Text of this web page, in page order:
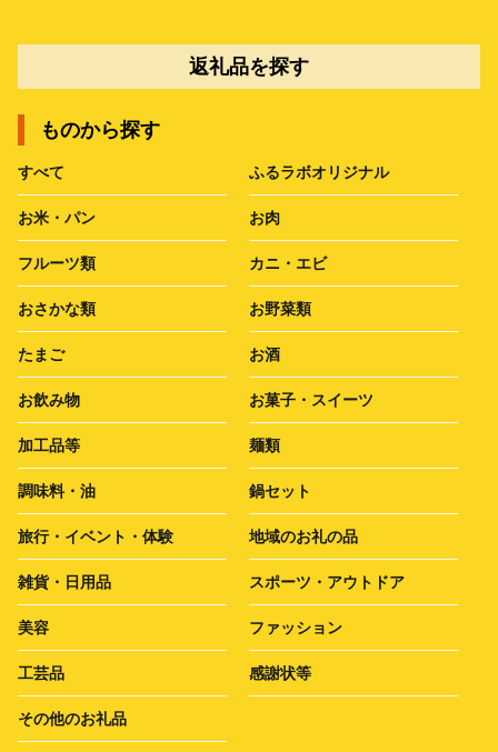
返礼品を探す
ものから探す
すべて ふるラボオリジナル
お米・パン お肉
フルーツ類 カニ・エビ
おさかな類 お野菜類
たまご お酒
お飲み物 お菓子・スイーツ
加工品等 麺類
調味料・油 鍋セット
旅行・イベント・体験 地域のお礼の品
雑貨・日用品 スポーツ・アウトドア
美容 ファッション
工芸品 感謝状等
その他のお礼品